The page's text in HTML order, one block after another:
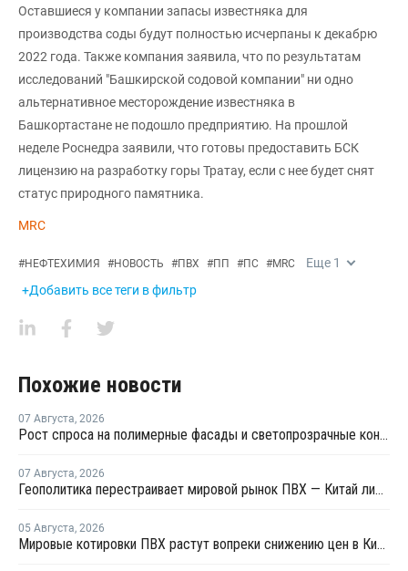
Оставшиеся у компании запасы известняка для
производства соды будут полностью исчерпаны к декабрю
2022 года. Также компания заявила, что по результатам
исследований "Башкирской содовой компании" ни одно
альтернативное месторождение известняка в
Башкортастане не подошло предприятию. На прошлой
неделе Роснедра заявили, что готовы предоставить БСК
лицензию на разработку горы Тратау, если с нее будет снят
статус природного памятника.
MRC
#НЕФТЕХИМИЯ #НОВОСТЬ #ПВХ #ПП #ПС #MRC Еще 1
+Добавить все теги в фильтр
Похожие новости
07 Августа, 2026
Рост спроса на полимерные фасады и светопрозрачные конструкции: на "Архстоянии" оценили технический потенциал ПВХ и ПК
07 Августа, 2026
Геополитика перестраивает мировой рынок ПВХ — Китай лидирует в экспорте
05 Августа, 2026
Мировые котировки ПВХ растут вопреки снижению цен в Китае